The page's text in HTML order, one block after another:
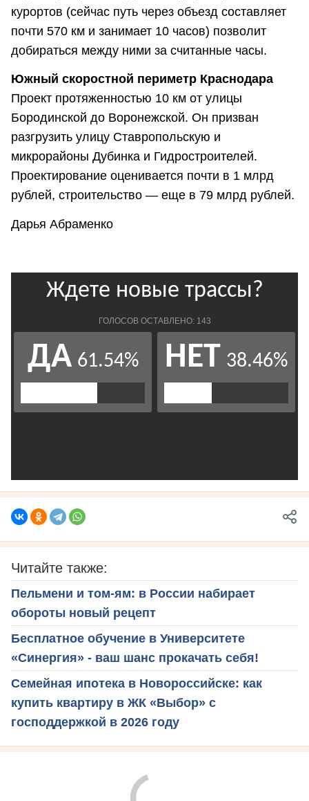
курортов (сейчас путь через объезд составляет
почти 570 км и занимает 10 часов) позволит
добираться между ними за считанные часы.
Южный скоростной периметр Краснодара
Проект протяженностью 10 км от улицы
Бородинской до Воронежской. Он призван
разгрузить улицу Ставропольскую и
микрорайоны Дубинка и Гидростроителей.
Проектирование оценивается почти в 1 млрд
рублей, строительство — еще в 79 млрд рублей.
Дарья Абраменко
Читайте также:
Пельмени и том-ям: в России набирает
обороты новый рецепт
Бесплатное обучение в Университете
«Синергия» - ваш шанс прокачать себя!
Семейная ипотека в Новороссийске: как
купить квартиру в ЖК «Выбор» с
господдержкой в 2026 году